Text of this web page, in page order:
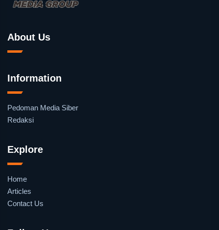
About Us
Information
Pedoman Media Siber
Redaksi
Explore
Home
Articles
Contact Us